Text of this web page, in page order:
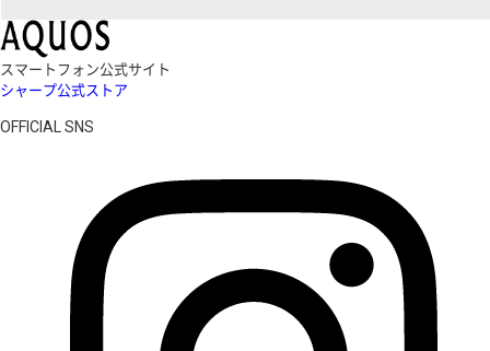
スマートフォン公式サイト
シャープ公式ストア
OFFICIAL SNS